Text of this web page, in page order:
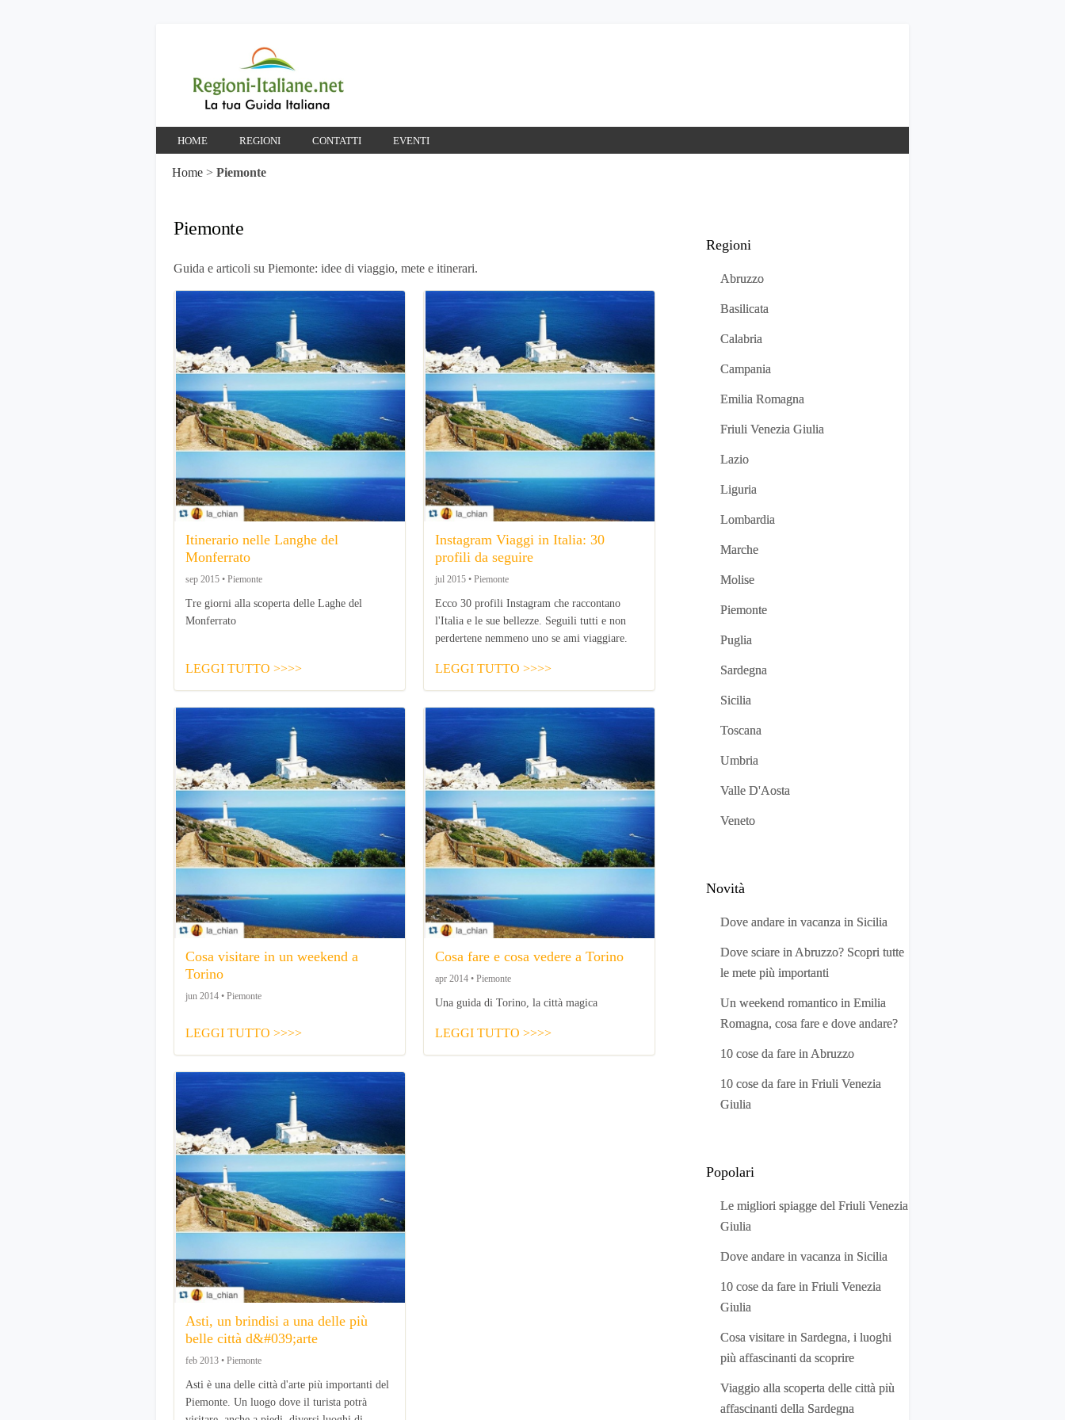
HOME REGIONI CONTATTI EVENTI
Home > Piemonte
Piemonte
Guida e articoli su Piemonte: idee di viaggio, mete e itinerari.
Itinerario nelle Langhe del
Monferrato
sep 2015 • Piemonte
Tre giorni alla scoperta delle Laghe del
Monferrato
LEGGI TUTTO >>>>
Instagram Viaggi in Italia: 30
profili da seguire
jul 2015 • Piemonte
Ecco 30 profili Instagram che raccontano
l'Italia e le sue bellezze. Seguili tutti e non
perdertene nemmeno uno se ami viaggiare.
LEGGI TUTTO >>>>
Cosa visitare in un weekend a
Torino
jun 2014 • Piemonte
LEGGI TUTTO >>>>
Cosa fare e cosa vedere a Torino
apr 2014 • Piemonte
Una guida di Torino, la città magica
LEGGI TUTTO >>>>
Asti, un brindisi a una delle più
belle città d&#039;arte
feb 2013 • Piemonte
Asti è una delle città d'arte più importanti del
Piemonte. Un luogo dove il turista potrà
Regioni
Abruzzo
Basilicata
Calabria
Campania
Emilia Romagna
Friuli Venezia Giulia
Lazio
Liguria
Lombardia
Marche
Molise
Piemonte
Puglia
Sardegna
Sicilia
Toscana
Umbria
Valle D'Aosta
Veneto
Novità
Dove andare in vacanza in Sicilia
Dove sciare in Abruzzo? Scopri tutte
le mete più importanti
Un weekend romantico in Emilia
Romagna, cosa fare e dove andare?
10 cose da fare in Abruzzo
10 cose da fare in Friuli Venezia
Giulia
Popolari
Le migliori spiagge del Friuli Venezia
Giulia
Dove andare in vacanza in Sicilia
10 cose da fare in Friuli Venezia
Giulia
Cosa visitare in Sardegna, i luoghi
più affascinanti da scoprire
Viaggio alla scoperta delle città più
affascinanti della Sardegna